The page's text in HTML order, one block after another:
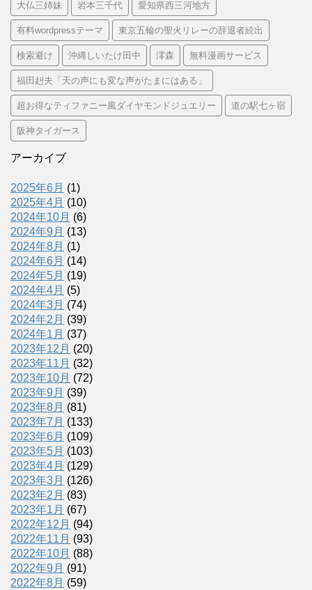
大仏三姉妹 岩本三千代 愛知県西三河地方
有料wordpressテーマ 東京五輪の聖火リレーの辞退者続出
検索避け 沖縄しいたけ田中 澪森 無料漫画サービス
福田赳夫「天の声にも変な声がたまにはある」
超お得なティファニー風ダイヤモンドジュエリー 道の駅七ヶ宿
阪神タイガース
アーカイブ
2025年6月 (1)
2025年4月 (10)
2024年10月 (6)
2024年9月 (13)
2024年8月 (1)
2024年6月 (14)
2024年5月 (19)
2024年4月 (5)
2024年3月 (74)
2024年2月 (39)
2024年1月 (37)
2023年12月 (20)
2023年11月 (32)
2023年10月 (72)
2023年9月 (39)
2023年8月 (81)
2023年7月 (133)
2023年6月 (109)
2023年5月 (103)
2023年4月 (129)
2023年3月 (126)
2023年2月 (83)
2023年1月 (67)
2022年12月 (94)
2022年11月 (93)
2022年10月 (88)
2022年9月 (91)
2022年8月 (59)